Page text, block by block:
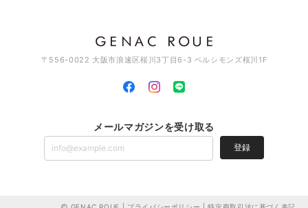
スワッグイヤカフ LSバーティカル / brass C129
2026/03/11
とっても素敵なイヤカフです。 とても気に入って使ってます🎵 素敵な
デザインが沢山あるので、 少しづつ集めて行こうと思ってます！ 宜し
なデザインやアイテムがございますのでお気に入りを見つ
〒556-0022 大阪市浪速区桜川3丁目6-3 ベルシモンズ桜川1F
メールマガジンを受け取る
登録